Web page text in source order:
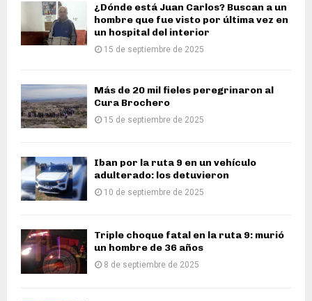
¿Dónde está Juan Carlos? Buscan a un
hombre que fue visto por última vez en
un hospital del interior
15 de septiembre de 2025
Más de 20 mil fieles peregrinaron al
Cura Brochero
15 de septiembre de 2025
Iban por la ruta 9 en un vehículo
adulterado: los detuvieron
10 de septiembre de 2025
Triple choque fatal en la ruta 9: murió
un hombre de 36 años
8 de septiembre de 2025